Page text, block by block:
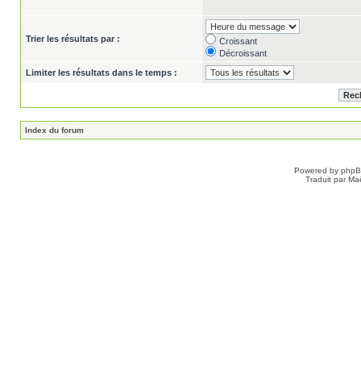
Trier les résultats par :
Croissant
Décroissant
Limiter les résultats dans le temps :
Index du forum
Powered by
Traduit par